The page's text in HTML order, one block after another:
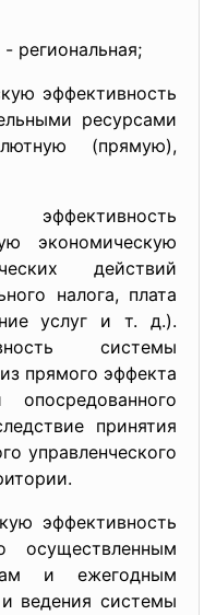
региональная;
ресурсами
(прямую),
экономическую
действий
налога, плата
услуг и т. д.).
системы
прямого эффекта
принятия
управленческого
осуществленным
и ежегодным
ведения системы